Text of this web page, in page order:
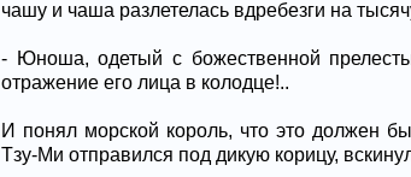
чашу и чаша разлетелась вдребезги на
- Юноша, одетый с божественной
отражение его лица в колодце!..
И понял морской король, что это должен
Тзу-Ми отправился под дикую корицу,